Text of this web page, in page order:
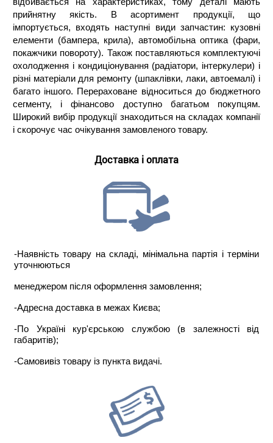
прийнятну якість. В асортимент продукції, що
імпортується, входять наступні види запчастин: кузовні
елементи (бампера, крила), автомобільна оптика (фари,
покажчики повороту). Також поставляються комплектуючі
охолодження і кондиціонування (радіатори, інтеркулери) і
різні матеріали для ремонту (шпаклівки, лаки, автоемалі) і
багато іншого. Перераховане відноситься до бюджетного
сегменту, і фінансово доступно багатьом покупцям.
Широкий вибір продукції знаходиться на складах компанії
і скорочує час очікування замовленого товару.
Доставка і оплата
-Наявність товару на складі, мінімальна партія і терміни
уточнюються
менеджером після оформлення замовлення;
-Адресна доставка в межах Києва;
-По Україні кур'єрською службою (в залежності від
габаритів);
-Самовивіз товару із пункта видачі.